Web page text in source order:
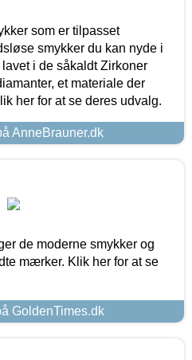
som er tilpasset
smykker du kan nyde i
i de såkaldt Zirkoner
et materiale der
her for at se deres udvalg.
AnneBrauner.dk
de moderne smykker og
mærker. Klik her for at se
GoldenTimes.dk